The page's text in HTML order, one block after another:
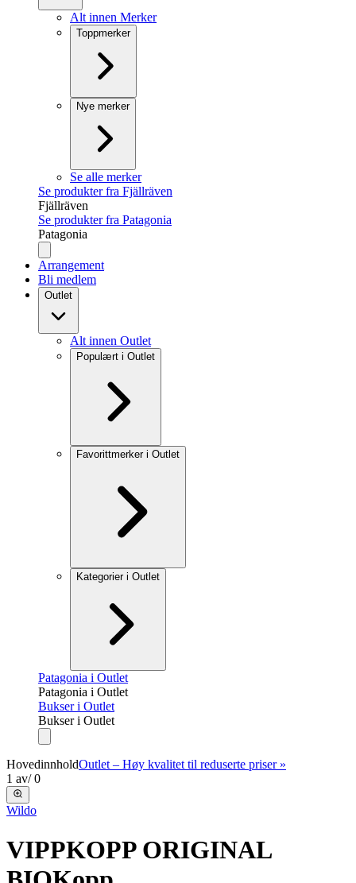
Alt innen Merker
Toppmerker
Nye merker
Se alle merker
Se produkter fra Fjällräven
Fjällräven
Se produkter fra Patagonia
Patagonia
Arrangement
Bli medlem
Outlet
Alt innen Outlet
Populært i Outlet
Favorittmerker i Outlet
Kategorier i Outlet
Patagonia i Outlet
Patagonia i Outlet
Bukser i Outlet
Bukser i Outlet
HovedinnholdOutlet – Høy kvalitet til reduserte priser »
1 av/ 0
Wildo
VIPPKOPP ORIGINAL